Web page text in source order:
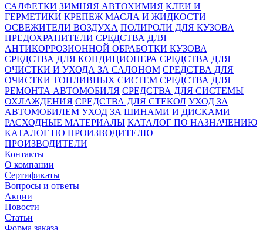
САЛФЕТКИ ЗИМНЯЯ АВТОХИМИЯ КЛЕИ И
ГЕРМЕТИКИ КРЕПЕЖ МАСЛА И ЖИДКОСТИ
ОСВЕЖИТЕЛИ ВОЗДУХА ПОЛИРОЛИ ДЛЯ КУЗОВА
ПРЕДОХРАНИТЕЛИ СРЕДСТВА ДЛЯ
АНТИКОРРОЗИОННОЙ ОБРАБОТКИ КУЗОВА
СРЕДСТВА ДЛЯ КОНДИЦИОНЕРА СРЕДСТВА ДЛЯ
ОЧИСТКИ И УХОДА ЗА САЛОНОМ СРЕДСТВА ДЛЯ
ОЧИСТКИ ТОПЛИВНЫХ СИСТЕМ СРЕДСТВА ДЛЯ
РЕМОНТА АВТОМОБИЛЯ СРЕДСТВА ДЛЯ СИСТЕМЫ
ОХЛАЖДЕНИЯ СРЕДСТВА ДЛЯ СТЕКОЛ УХОД ЗА
АВТОМОБИЛЕМ УХОД ЗА ШИНАМИ И ДИСКАМИ
РАСХОДНЫЕ МАТЕРИАЛЫ КАТАЛОГ ПО НАЗНАЧЕНИЮ
КАТАЛОГ ПО ПРОИЗВОДИТЕЛЮ
ПРОИЗВОДИТЕЛИ
Контакты
О компании
Сертификаты
Вопросы и ответы
Акции
Новости
Статьи